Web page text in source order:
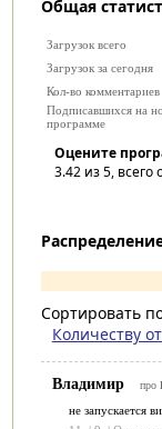
Общая
Загрузок всего
Загрузок за сегодня
Кол-во комментариев
Подписавшихся на
программе
Оцените
3.42из 5, всего
Сортировать
Количеству
Владимир про
не запускается